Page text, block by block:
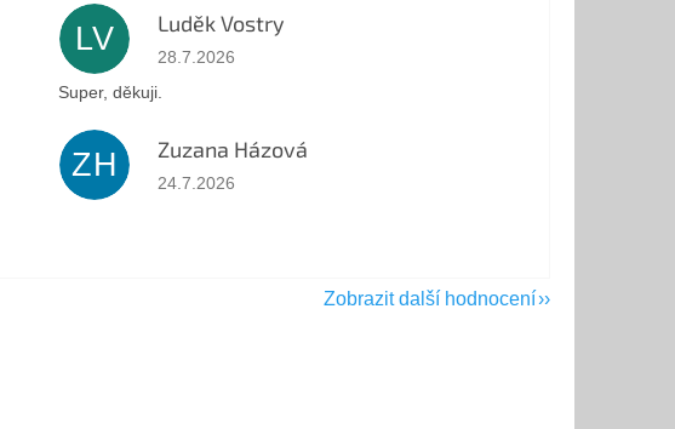
LV Luděk Vostry
Hodnocení obchodu je 5 z 5 hvězdiček.
28.7.2026
Super, děkuji.
ZH Zuzana Házová
Hodnocení obchodu je 5 z 5 hvězdiček.
24.7.2026
Zobrazit další hodnocení